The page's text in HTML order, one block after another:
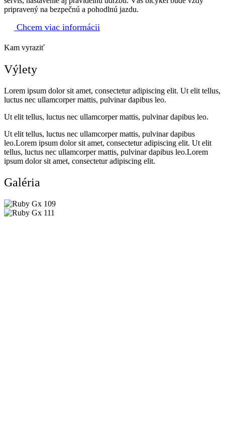
pripravený na bezpečnú a pohodlnú jazdu.
Chcem viac informácii
Kam vyraziť
Výlety
Lorem ipsum dolor sit amet, consectetur adipiscing elit. Ut elit tellus,
luctus nec ullamcorper mattis, pulvinar dapibus leo.
Ut elit tellus, luctus nec ullamcorper mattis, pulvinar dapibus leo.
Ut elit tellus, luctus nec ullamcorper mattis, pulvinar dapibus
leo.Lorem ipsum dolor sit amet, consectetur adipiscing elit. Ut elit
tellus, luctus nec ullamcorper mattis, pulvinar dapibus leo.Lorem
ipsum dolor sit amet, consectetur adipiscing elit.
Galéria